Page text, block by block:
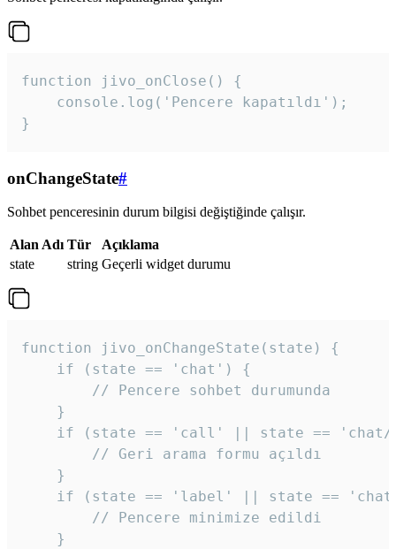
function jivo_onClose() {
    console.log('Pencere kapatıldı');
}
onChangeState#
Sohbet penceresinin durum bilgisi değiştiğinde çalışır.
Alan Adı Tür
Açıklama
state
string Geçerli widget durumu
function jivo_onChangeState(state) {
    if (state == 'chat') {
        // Pencere sohbet durumunda
    }
if (state == 'call' || state ==
        // Geri arama formu açıldı
    }
if (state == 'label' || state ==
        // Pencere minimize edildi
    }